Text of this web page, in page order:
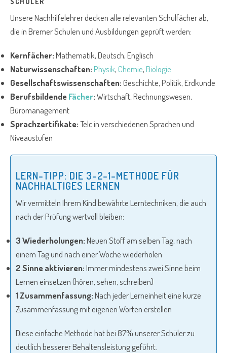
Unsere Nachhilfelehrer decken alle relevanten Schulfächer ab,
die in Bremer Schulen und Ausbildungen geprüft werden:
Kernfächer:Mathematik, Deutsch, Englisch
Naturwissenschaften:Physik,Chemie,Biologie
Gesellschaftswissenschaften:Geschichte, Politik, Erdkunde
BerufsbildendeFächer:Wirtschaft, Rechnungswesen,
Büromanagement
Sprachzertifikate:Telc in verschiedenen Sprachen und
Niveaustufen
LERN-TIPP: DIE 3-2-1-METHODE FÜR
NACHHALTIGES LERNEN
Wir vermitteln Ihrem Kind bewährte Lerntechniken, die auch
nach der Prüfung wertvoll bleiben:
3 Wiederholungen:Neuen Stoff am selben Tag, nach
einem Tag und nach einer Woche wiederholen
2 Sinne aktivieren:Immer mindestens zwei Sinne beim
Lernen einsetzen (hören, sehen, schreiben)
1 Zusammenfassung:Nach jeder Lerneinheit eine kurze
Zusammenfassung mit eigenen Worten erstellen
Diese einfache Methode hat bei 87% unserer Schüler zu
deutlich besserer Behaltensleistung geführt.